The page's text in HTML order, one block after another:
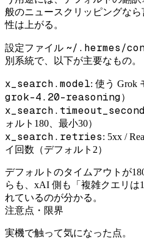
般のニュースクリッピングな
性は上がる。
設定ファイル ~/.hermes/
別系統で、以下が主要なもの。
x_search.model: 使う Grok
grok-4.20-reasoning）
ォルト180、最小30）
x_search.retries: 5xx /
イ回数（デフォルト2）
デフォルトのタイムアウトが
らも、xAI 側も「複雑クエリは
れているのが分かる。
注意点・限界
実機で触って気になった点。